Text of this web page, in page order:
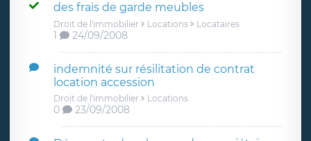
des frais de garde meubles
Droit de l'immobilier Locations Locataires
1 24/09/2008
indemnité sur résilitation de contrat
location accession
Droit de l'immobilier Locations
0 23/09/2008